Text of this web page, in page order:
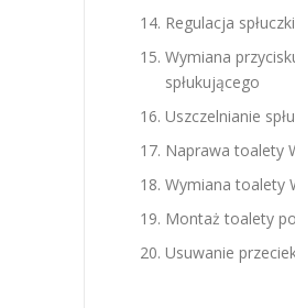
Regulacja spłuczki
Wymiana
spłukującego
Uszczelnianie
Naprawa toalety
Wymiana toalety
Montaż toalety
Usuwanie